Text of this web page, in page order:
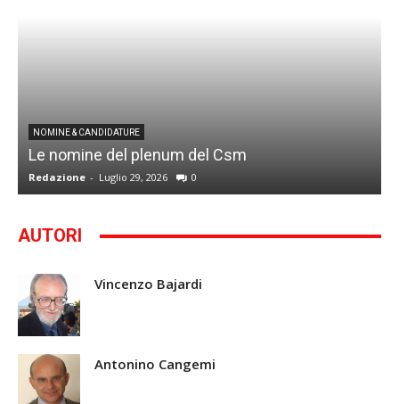
NOMINE & CANDIDATURE
Le nomine del plenum del Csm
Redazione - Luglio 29, 2026 0
AUTORI
Vincenzo Bajardi
Antonino Cangemi